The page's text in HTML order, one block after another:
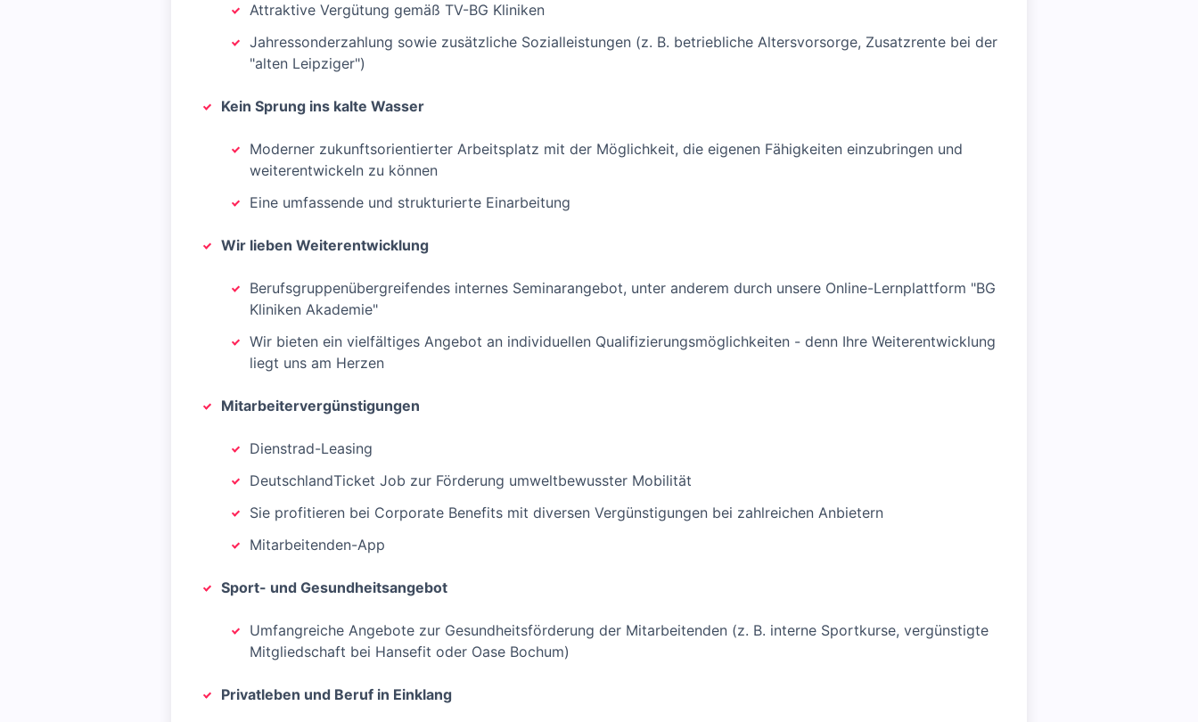
Attraktive Vergütung gemäß TV-BG Kliniken
Jahressonderzahlung sowie zusätzliche Sozialleistungen (z. B. betriebliche Altersvorsorge, Zusatzrente bei der
"alten Leipziger")
Kein Sprung ins kalte Wasser
Moderner zukunftsorientierter Arbeitsplatz mit der Möglichkeit, die eigenen Fähigkeiten einzubringen und
weiterentwickeln zu können
Eine umfassende und strukturierte Einarbeitung
Wir lieben Weiterentwicklung
Berufsgruppenübergreifendes internes Seminarangebot, unter anderem durch unsere Online-Lernplattform "BG
Kliniken Akademie"
Wir bieten ein vielfältiges Angebot an individuellen Qualifizierungsmöglichkeiten - denn Ihre Weiterentwicklung
liegt uns am Herzen
Mitarbeitervergünstigungen
Dienstrad-Leasing
DeutschlandTicket Job zur Förderung umweltbewusster Mobilität
Sie profitieren bei Corporate Benefits mit diversen Vergünstigungen bei zahlreichen Anbietern
Mitarbeitenden-App
Sport- und Gesundheitsangebot
Umfangreiche Angebote zur Gesundheitsförderung der Mitarbeitenden (z. B. interne Sportkurse, vergünstigte
Mitgliedschaft bei Hansefit oder Oase Bochum)
Privatleben und Beruf in Einklang